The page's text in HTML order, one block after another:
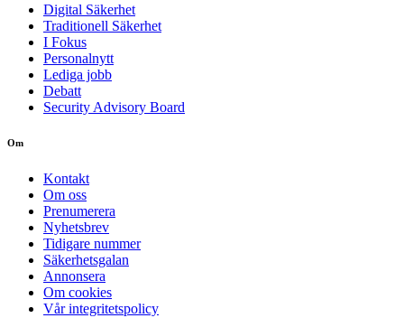
Digital Säkerhet
Traditionell Säkerhet
I Fokus
Personalnytt
Lediga jobb
Debatt
Security Advisory Board
Om
Kontakt
Om oss
Prenumerera
Nyhetsbrev
Tidigare nummer
Säkerhetsgalan
Annonsera
Om cookies
Vår integritetspolicy